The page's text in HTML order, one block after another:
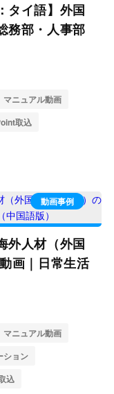
タイ語】外国
務部・人事部
マニュアル動画
取込
動画事例
外人材（外国
画｜日常生活
マニュアル動画
ション
込